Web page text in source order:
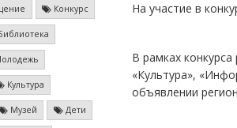
Конкурс
Культура
Музей Дети
На участие в
В рамках
«Культура»,
объявлении